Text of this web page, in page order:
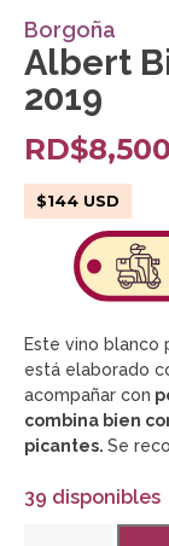
Borgoña
Albert
2019
RD$8,500
$144 USD
Este vino blanco
está elaborado
acompañar con
combina bien
picantes. Se
39 disponibles